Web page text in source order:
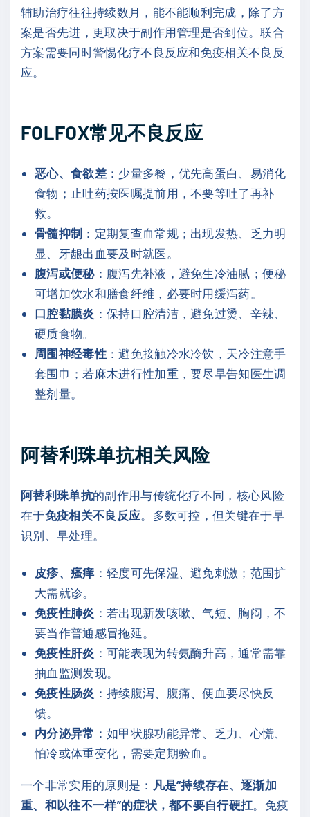
辅助治疗往往持续数月，能不能顺利完成，除了方
案是否先进，更取决于副作用管理是否到位。联合
方案需要同时警惕化疗不良反应和免疫相关不良反
应。
FOLFOX常见不良反应
恶心、食欲差：少量多餐，优先高蛋白、易消化
食物；止吐药按医嘱提前用，不要等吐了再补
救。
骨髓抑制 ：定期复查血常规；出现发热、乏力明
显、牙龈出血要及时就医。
腹泻或便秘：腹泻先补液，避免生冷油腻；便秘
可增加饮水和膳食纤维，必要时用缓泻药。
口腔黏膜炎 ：保持口腔清洁，避免过烫、辛辣、
硬质食物。
周围神经毒性：避免接触冷水冷饮，天冷注意手
套围巾；若麻木进行性加重，要尽早告知医生调
整剂量。
阿替利珠单抗相关风险
阿替利珠单抗的副作用与传统化疗不同，核心风险
在于免疫相关不良反应 。多数可控，但关键在于早
识别、早处理。
皮疹、瘙痒：轻度可先保湿、避免刺激；范围扩
大需就诊。
免疫性肺炎 ：若出现新发咳嗽、气短、胸闷，不
要当作普通感冒拖延。
免疫性肝炎 ：可能表现为转氨酶升高，通常需靠
抽血监测发现。
免疫性肠炎 ：持续腹泻、腹痛、便血要尽快反
馈。
内分泌异常 ：如甲状腺功能异常、乏力、心慌、
怕冷或体重变化，需要定期验血。
一个非常实用的原则是： 凡是“持续存在、逐渐加
重、和以往不一样”的症状，都不要自行硬扛。免疫